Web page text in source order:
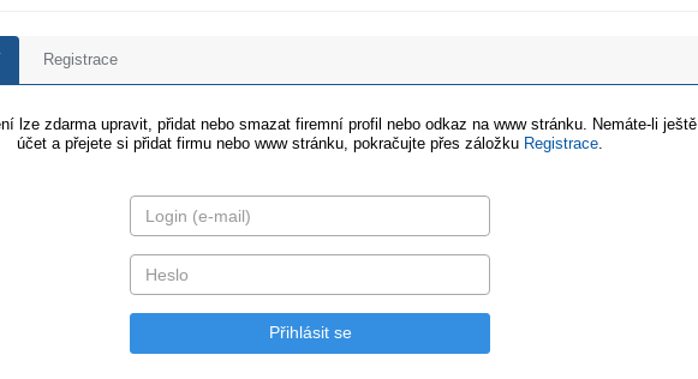
Registrace
lze zdarma upravit, přidat nebo smazat firemní profil nebo odkaz na www stránku. Nemáte-li ještě
účet a přejete si přidat firmu nebo www stránku, pokračujte přes záložku Registrace